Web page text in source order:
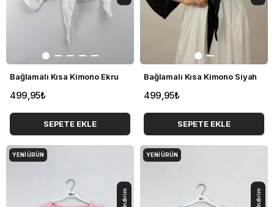
Bağlamalı Kısa Kimono Ekru
499,95₺
SEPETE EKLE
Bağlamalı Kısa Kimono Siyah
499,95₺
SEPETE EKLE
YENI ÜRÜN YENI ÜRÜN